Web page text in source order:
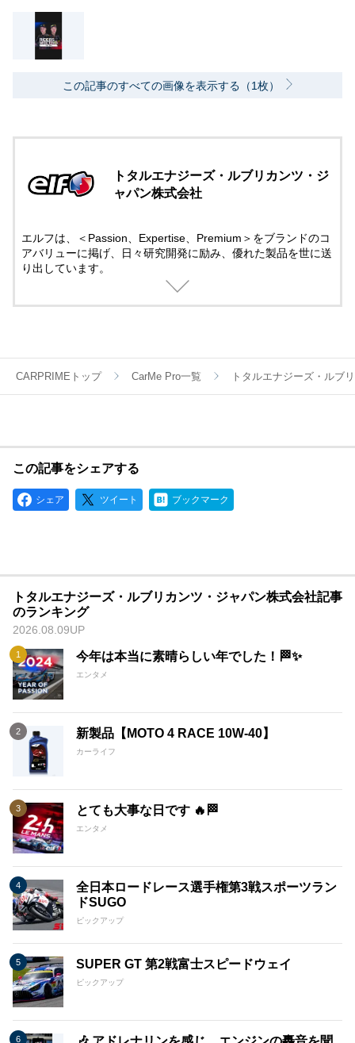
この記事のすべての画像を表示する（1枚）
トタルエナジーズ・ルブリカンツ・ジ
ャパン株式会社
エルフは、＜Passion、Expertise、Premium＞をブランドのコ
アバリューに掲げ、日々研究開発に励み、優れた製品を世に送
り出しています。
モータースポーツには50年以上にも及び先進テクノロジーでサ
ブランドとして、エルフの製品は世界中のお客様から信頼され
ています。
CARPRIMEトップ CarMe Pro一覧 トタルエナジーズ・ルブ
この記事をシェアする
シェア ツイート ブックマーク
トタルエナジーズ・ルブリカンツ・ジャパン株式会社記事
のランキング
2026.08.09UP
今年は本当に素晴らしい年でした！🏁✨
エンタメ
新製品【MOTO 4 RACE 10W-40】
カーライフ
とても大事な日です 🔥🏁
エンタメ
全日本ロードレース選手権第3戦スポーツラン
ドSUGO
ピックアップ
SUPER GT 第2戦富士スピードウェイ
ピックアップ